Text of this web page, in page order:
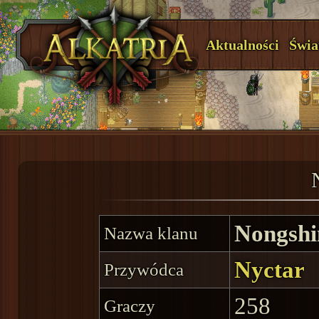
Aktualności
Nazwa klanu
Przywódca Nyctar
Graczy 258